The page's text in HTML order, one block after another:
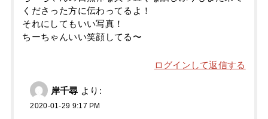
くださった方に伝わってるよ！
それにしてもいい写真！
ちーちゃんいい笑顔してる〜
ログインして返信する
岸千尋 より:
2020-01-29 9:17 PM